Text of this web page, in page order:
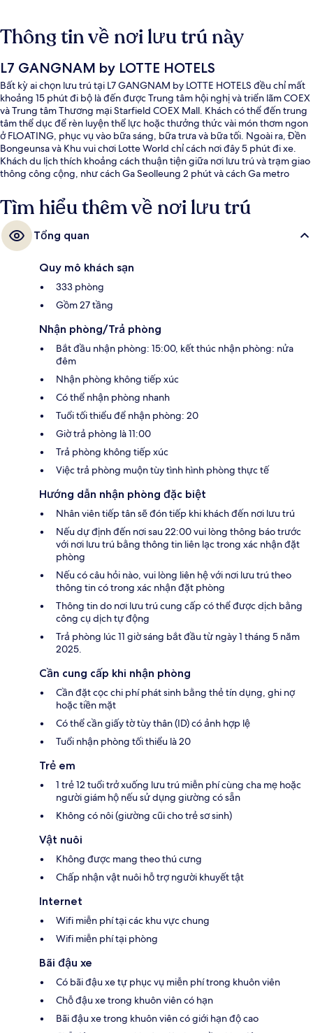
Thông tin về nơi lưu trú này
L7 GANGNAM by LOTTE HOTELS
Bất kỳ ai chọn lưu trú tại L7 GANGNAM by LOTTE HOTELS đều chỉ mất
khoảng 15 phút đi bộ là đến được Trung tâm hội nghị và triển lãm COEX
và Trung tâm Thương mại Starfield COEX Mall. Khách có thể đến trung
tâm thể dục để rèn luyện thể lực hoặc thưởng thức vài món thơm ngon
ở FLOATING, phục vụ vào bữa sáng, bữa trưa và bữa tối. Ngoài ra, Đền
Bongeunsa và Khu vui chơi Lotte World chỉ cách nơi đây 5 phút đi xe.
Khách du lịch thích khoảng cách thuận tiện giữa nơi lưu trú và trạm giao
thông công cộng, như cách Ga Seolleung 2 phút và cách Ga metro
Tìm hiểu thêm về nơi lưu trú
Tổng quan
Quy mô khách sạn
333 phòng
Gồm 27 tầng
Nhận phòng/Trả phòng
Bắt đầu nhận phòng: 15:00, kết thúc nhận phòng: nửa
đêm
Nhận phòng không tiếp xúc
Có thể nhận phòng nhanh
Tuổi tối thiểu để nhận phòng: 20
Giờ trả phòng là 11:00
Trả phòng không tiếp xúc
Việc trả phòng muộn tùy tình hình phòng thực tế
Hướng dẫn nhận phòng đặc biệt
Nhân viên tiếp tân sẽ đón tiếp khi khách đến nơi lưu trú
Nếu dự định đến nơi sau 22:00 vui lòng thông báo trước
với nơi lưu trú bằng thông tin liên lạc trong xác nhận đặt
phòng
Nếu có câu hỏi nào, vui lòng liên hệ với nơi lưu trú theo
thông tin có trong xác nhận đặt phòng
Thông tin do nơi lưu trú cung cấp có thể được dịch bằng
công cụ dịch tự động
Trả phòng lúc 11 giờ sáng bắt đầu từ ngày 1 tháng 5 năm
2025.
Cần cung cấp khi nhận phòng
Cần đặt cọc chi phí phát sinh bằng thẻ tín dụng, ghi nợ
hoặc tiền mặt
Có thể cần giấy tờ tùy thân (ID) có ảnh hợp lệ
Tuổi nhận phòng tối thiểu là 20
Trẻ em
1 trẻ 12 tuổi trở xuống lưu trú miễn phí cùng cha mẹ hoặc
người giám hộ nếu sử dụng giường có sẵn
Không có nôi (giường cũi cho trẻ sơ sinh)
Vật nuôi
Không được mang theo thú cưng
Chấp nhận vật nuôi hỗ trợ người khuyết tật
Internet
Wifi miễn phí tại các khu vực chung
Wifi miễn phí tại phòng
Bãi đậu xe
Có bãi đậu xe tự phục vụ miễn phí trong khuôn viên
Chỗ đậu xe trong khuôn viên có hạn
Bãi đậu xe trong khuôn viên có giới hạn độ cao